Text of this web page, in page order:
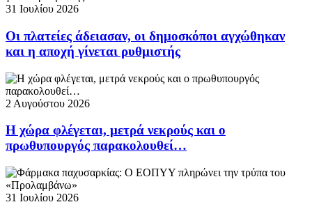
31 Ιουλίου 2026
Οι πλατείες άδειασαν, οι δημοσκόποι αγχώθηκαν
και η αποχή γίνεται ρυθμιστής
2 Αυγούστου 2026
Η χώρα φλέγεται, μετρά νεκρούς και ο
πρωθυπουργός παρακολουθεί…
31 Ιουλίου 2026